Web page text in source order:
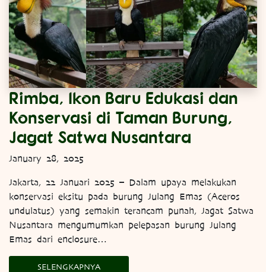
Rimba, Ikon Baru Edukasi dan
Konservasi di Taman Burung,
Jagat Satwa Nusantara
January 28, 2025
Jakarta, 22 Januari 2025 – Dalam upaya melakukan
konservasi eksitu pada burung Julang Emas (Aceros
undulatus) yang semakin terancam punah, Jagat Satwa
Nusantara mengumumkan pelepasan burung Julang
Emas dari enclosure…
SELENGKAPNYA